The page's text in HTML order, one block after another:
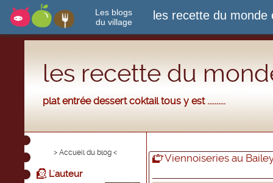
Les blogs
du village
les recette du monde
les recette du
plat entrée dessert coktail tous y est ..........
> Accueil du blog <
L'auteur
Viennoiseries au